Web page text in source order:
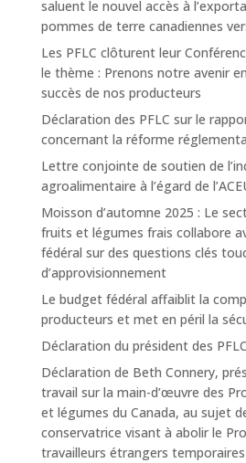
saluent le nouvel accès à
pommes de terre canadiennes
Les PFLC clôturent leur
le thème : Prenons notre avenir
succès de nos producteurs
Déclaration des PFLC sur le
concernant la réforme
Lettre conjointe de soutien de
agroalimentaire à l’égard de
Moisson d’automne 2025 : Le
fruits et légumes frais collabore
fédéral sur des questions clés
d’approvisionnement
Le budget fédéral affaiblit la
producteurs et met en péril la
Déclaration du président des
Déclaration de Beth Connery,
travail sur la main-d’œuvre des
et légumes du Canada, au sujet
conservatrice visant à abolir le
travailleurs étrangers temporaires